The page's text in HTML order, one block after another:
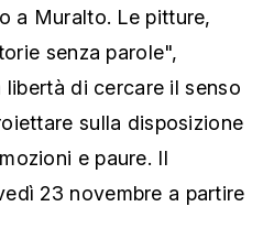
a Muralto. Le pitture,
senza parole",
di cercare il senso
sulla disposizione
e paure. Il
23 novembre a partire